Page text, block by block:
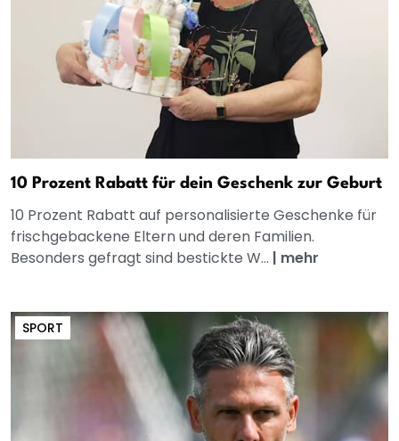
10 Prozent Rabatt für dein Geschenk zur Geburt
10 Prozent Rabatt auf personalisierte Geschenke für
frischgebackene Eltern und deren Familien.
Besonders gefragt sind bestickte W... | mehr
SPORT